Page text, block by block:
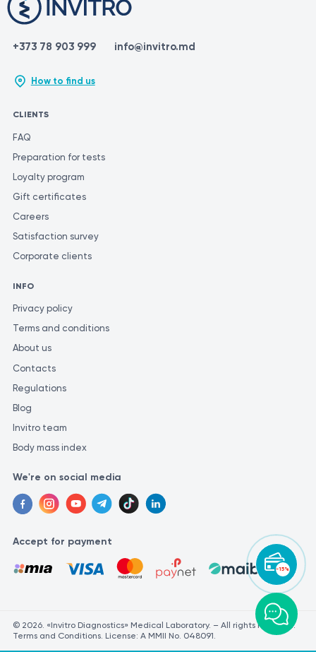
-15%
+373 78 903 999 info@invitro.md
How to find us
CLIENTS
FAQ
Preparation for tests
Loyalty program
Gift certificates
Careers
Satisfaction survey
Corporate clients
INFO
Privacy policy
Terms and conditions
About us
Contacts
Regulations
Blog
Invitro team
Body mass index
We're on social media
Accept for payment
© 2026. «Invitro Diagnostics» Medical Laboratory. – All rights reserved.
Terms and Conditions. License: A MMII No. 048091.